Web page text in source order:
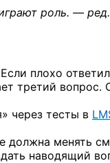
роль. — ред.
плохо
третий
через тесты в
менять
наводящий